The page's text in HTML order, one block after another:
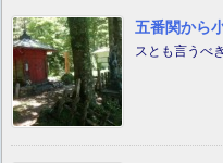
五番関から
スとも言うべ